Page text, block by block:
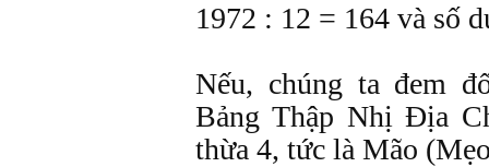
1972 : 12 = 164 và số
Nếu, chúng ta đem
Bảng Thập Nhị Ðịa
thừa 4, tức là Mão